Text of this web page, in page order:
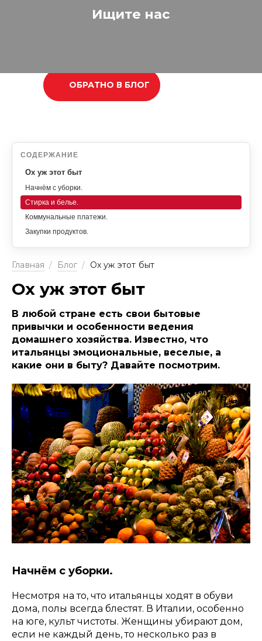
Ищите нас
ОБРАТНО В БЛОГ
СОДЕРЖАНИЕ
Ох уж этот быт
Начнём с уборки.
Стирка и белье.
Коммунальные платежи.
Закупки продуктов.
Главная / Блог / Ох уж этот быт
Ох уж этот быт
В любой стране есть свои бытовые
привычки и особенности ведения
домашнего хозяйства. Известно, что
итальянцы эмоциональные, веселые, а
какие они в быту? Давайте посмотрим.
Начнём с уборки.
Несмотря на то, что итальянцы ходят в обуви
дома, полы всегда блестят. В Италии, особенно
на юге, культ чистоты. Женщины убирают дом,
если не каждый день, то несколько раз в